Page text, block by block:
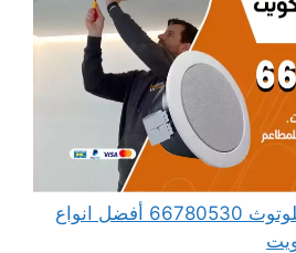
فني سماعات سقف بلوتوث 66780530 أفضل انواع